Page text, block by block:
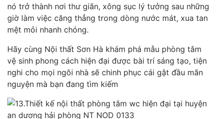
nó trở thành nơi thư giãn, xông sục lý tưởng sau những
giờ làm việc căng thẳng trong dòng nước mát, xua tan
mệt mỏi nhanh chóng.
Hãy cùng Nội thất Sơn Hà khám phá mẫu phòng tắm
vệ sinh phong cách hiện đại được bài trí sáng tạo, tiện
nghi cho mọi ngôi nhà sẽ chinh phục cái gật đầu mãn
nguyện mà bạn đang tìm kiếm